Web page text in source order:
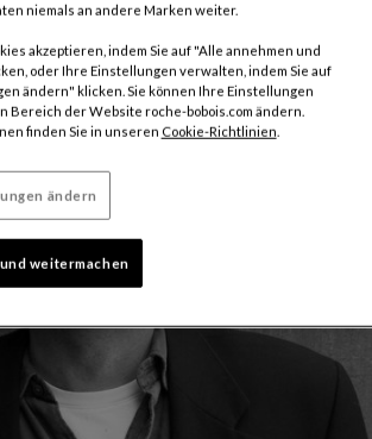
niemals an andere Marken weiter.
akzeptieren, indem Sie auf "Alle annehmen und
oder Ihre Einstellungen verwalten, indem Sie auf
ändern" klicken. Sie können Ihre Einstellungen
Bereich der Website roche-bobois.com ändern.
finden Sie in unseren Cookie-Richtlinien
ändern
weitermachen